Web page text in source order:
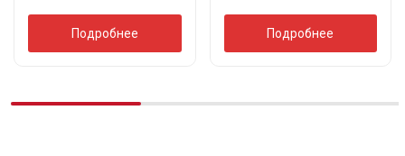
Подробнее Подробнее